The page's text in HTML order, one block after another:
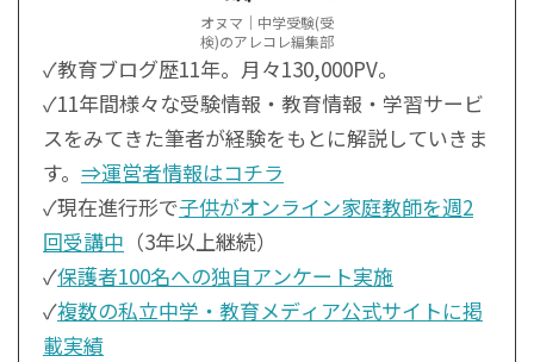
オヌマ｜中学受験(受
検)のアレコレ編集部
✓教育ブログ歴11年。月々130,000PV。
✓11年間様々な受験情報・教育情報・学習サービ
スをみてきた筆者が経験をもとに解説していきま
す。 ⇒運営者情報はコチラ
✓現在進行形で子供がオンライン家庭教師を週2
回受講中 （3年以上継続）
✓保護者100名への独自アンケート実施
✓複数の私立中学・教育メディア公式サイトに掲
載実績